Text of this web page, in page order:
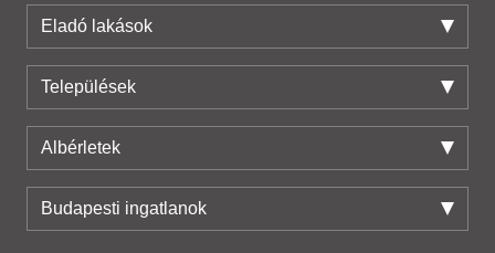
Eladó lakások
Települések
Albérletek
Budapesti ingatlanok